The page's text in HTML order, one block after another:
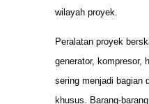
wilayah proyek.
Peralatan proyek
generator, kompresor,
sering menjadi bagian
khusus. Barang-